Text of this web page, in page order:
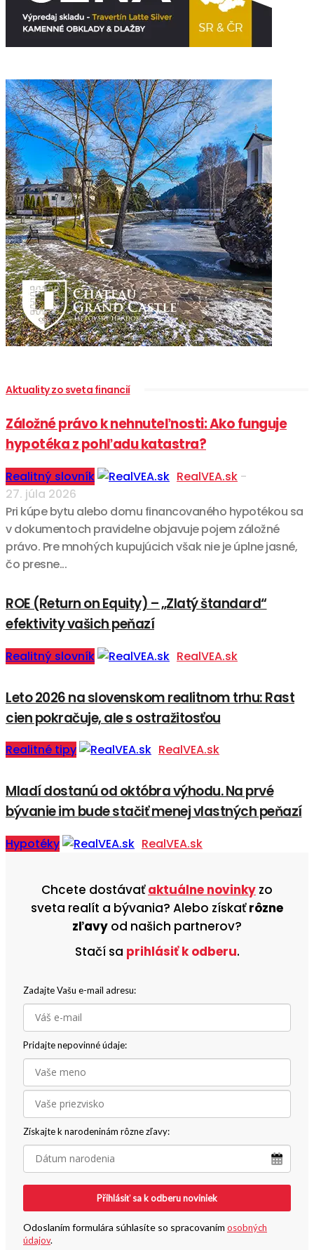
Aktuality zo sveta financií
Záložné právo k nehnuteľnosti: Ako funguje
hypotéka z pohľadu katastra?
Realitný slovník RealVEA.sk -
27. júla 2026
Pri kúpe bytu alebo domu financovaného hypotékou sa
v dokumentoch pravidelne objavuje pojem záložné
právo. Pre mnohých kupujúcich však nie je úplne jasné,
čo presne...
ROE (Return on Equity) – „Zlatý štandard“
efektivity vašich peňazí
Realitný slovník RealVEA.sk
Leto 2026 na slovenskom realitnom trhu: Rast
cien pokračuje, ale s ostražitosťou
Realitné tipy RealVEA.sk
Mladí dostanú od októbra výhodu. Na prvé
bývanie im bude stačiť menej vlastných peňazí
Hypotéky RealVEA.sk
Chcete dostávaťaktuálne novinky zo
sveta realít a bývania? Alebo získaťrôzne
zľavy od našich partnerov?
Stačí sa prihlásiť k odberu.
Zadajte Vašu e-mail adresu:
Pridajte nepovinné údaje:
Získajte k narodeninám rôzne zľavy:
Přihlásiť sa k odberu noviniek
Odoslaním formulára súhlasíte so spracovaním osobných
údajov.